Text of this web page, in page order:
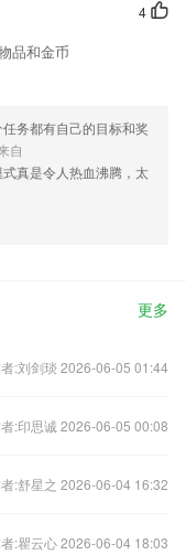
4
品和金币
务都有自己的目标和奖
自
真是令人热血沸腾，太
更多
:刘剑琰 2026-06-05 01:44
:印思诚 2026-06-05 00:08
:舒星之 2026-06-04 16:32
:瞿云心 2026-06-04 18:03